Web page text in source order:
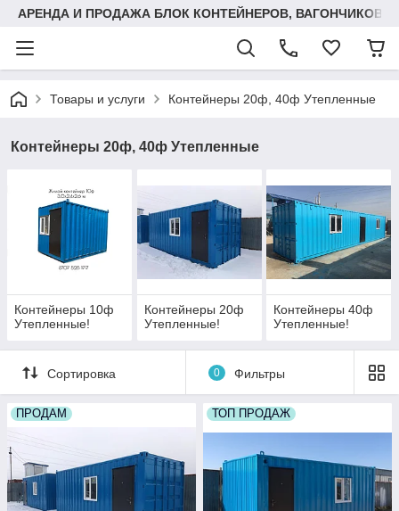
АРЕНДА И ПРОДАЖА БЛОК КОНТЕЙНЕРОВ, ВАГОНЧИКОВ,
Товары и услуги Контейнеры 20ф, 40ф Утепленные
Контейнеры 20ф, 40ф Утепленные
Контейнеры 10ф
Утепленные!
Контейнеры 20ф
Утепленные!
Контейнеры 40ф
Утепленные!
Сортировка 0 Фильтры
ПРОДАМ ТОП ПРОДАЖ